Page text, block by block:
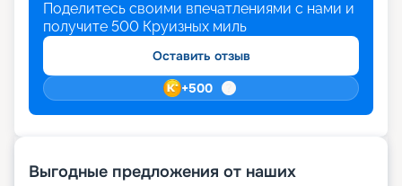
Поделитесь своими впечатлениями с нами и
получите 500 Круизных миль
Оставить отзыв
+500
Выгодные предложения от наших